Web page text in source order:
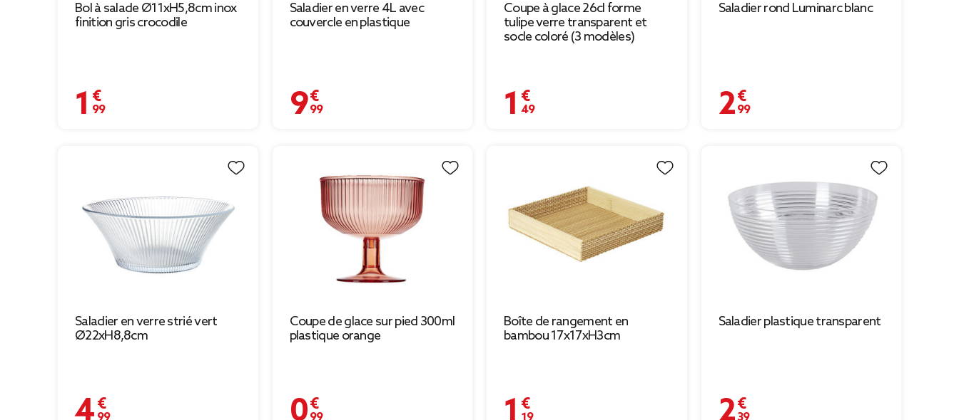
Bol à salade Ø11xH5,8cm inox
finition gris crocodile
1,99 €
Saladier en verre 4L avec
couvercle en plastique
9,99 €
Coupe à glace 26cl forme
tulipe verre transparent et
socle coloré (3 modèles)
1,49 €
Saladier rond Luminarc blanc
2,99 €
Saladier en verre strié vert
Ø22xH8,8cm
4,99 €
Coupe de glace sur pied 300ml
plastique orange
0,99 €
Boîte de rangement en
bambou 17x17xH3cm
1,19 €
Saladier plastique transparent
2,39 €